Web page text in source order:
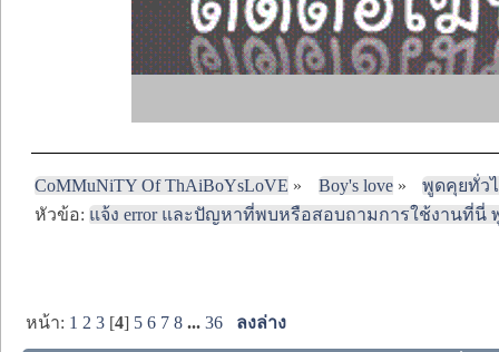
CoMMuNiTY Of ThAiBoYsLoVE » Boy's love»
พูดคุยทั่ว
หัวข้อ: แจ้ง error และปัญหาที่พบหรือสอบถามการใช้งานที่นี่
หน้า: 1 2 3 [4] 5 6 7 8 ...36 ลงล่าง